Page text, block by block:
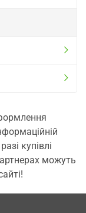
купівлі
можуть